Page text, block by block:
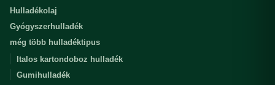
Hulladékolaj
Gyógyszerhulladék
még több hulladéktipus
Italos kartondoboz hulladék
Gumihulladék